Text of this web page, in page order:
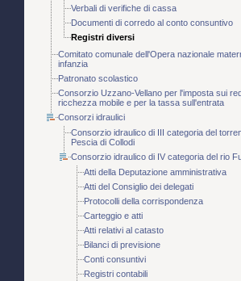
Verbali di verifiche di cassa
Documenti di corredo al conto consuntivo
Registri diversi
Comitato comunale dell'Opera nazionale
infanzia
Patronato scolastico
Consorzio Uzzano-Vellano per l'imposta sui
ricchezza mobile e per la tassa sull'entrata
Consorzi idraulici
Consorzio idraulico di III categoria del
Pescia di Collodi
Consorzio idraulico di IV categoria del rio
Atti della Deputazione amministrativa
Atti del Consiglio dei delegati
Protocolli della corrispondenza
Carteggio e atti
Atti relativi al catasto
Bilanci di previsione
Conti consuntivi
Registri contabili